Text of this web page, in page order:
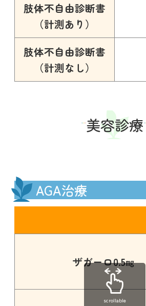
肢体不自由診断書
（計測あり）
肢体不自由診断書
（計測なし）
美容診療
AGA治療
ザガーロ0.5㎎
scrollable